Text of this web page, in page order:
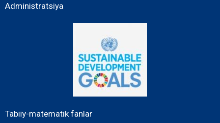
Administratsiya
Tabiiy-matematik fanlar